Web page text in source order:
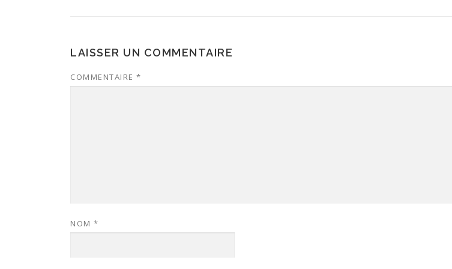
LAISSER UN COMMENTAIRE
COMMENTAIRE *
NOM *